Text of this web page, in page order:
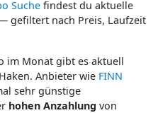
Suche findest du aktuelle
gefiltert nach Preis, Laufzeit
im Monat gibt es aktuell
Anbieter wie FINN
sehr günstige
hohen Anzahlung von